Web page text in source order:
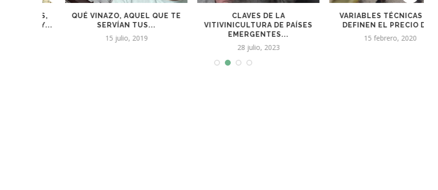
QUÉ VINAZO, AQUEL QUE TE
SERVÍAN TUS...
15 julio, 2019
CLAVES DE LA
VITIVINICULTURA DE PAÍSES
EMERGENTES...
28 julio, 2023
VARIABLES TÉCNICAS QUE
DEFINEN EL PRECIO DE...
15 febrero, 2020